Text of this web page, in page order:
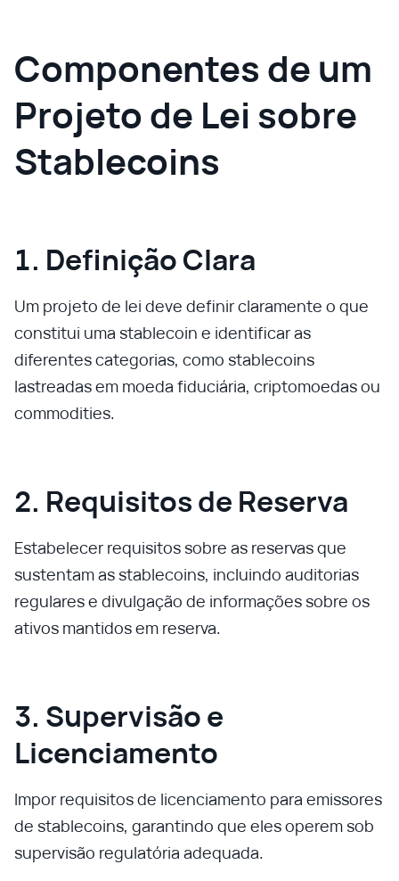
Componentes de um
Projeto de Lei sobre
Stablecoins
1. Definição Clara
Um projeto de lei deve definir claramente o que
constitui uma stablecoin e identificar as
diferentes categorias, como stablecoins
lastreadas em moeda fiduciária, criptomoedas ou
commodities.
2. Requisitos de Reserva
Estabelecer requisitos sobre as reservas que
sustentam as stablecoins, incluindo auditorias
regulares e divulgação de informações sobre os
ativos mantidos em reserva.
3. Supervisão e
Licenciamento
Impor requisitos de licenciamento para emissores
de stablecoins, garantindo que eles operem sob
supervisão regulatória adequada.